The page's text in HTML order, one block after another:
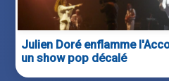
Julien Doré enflamme
un show pop décalé